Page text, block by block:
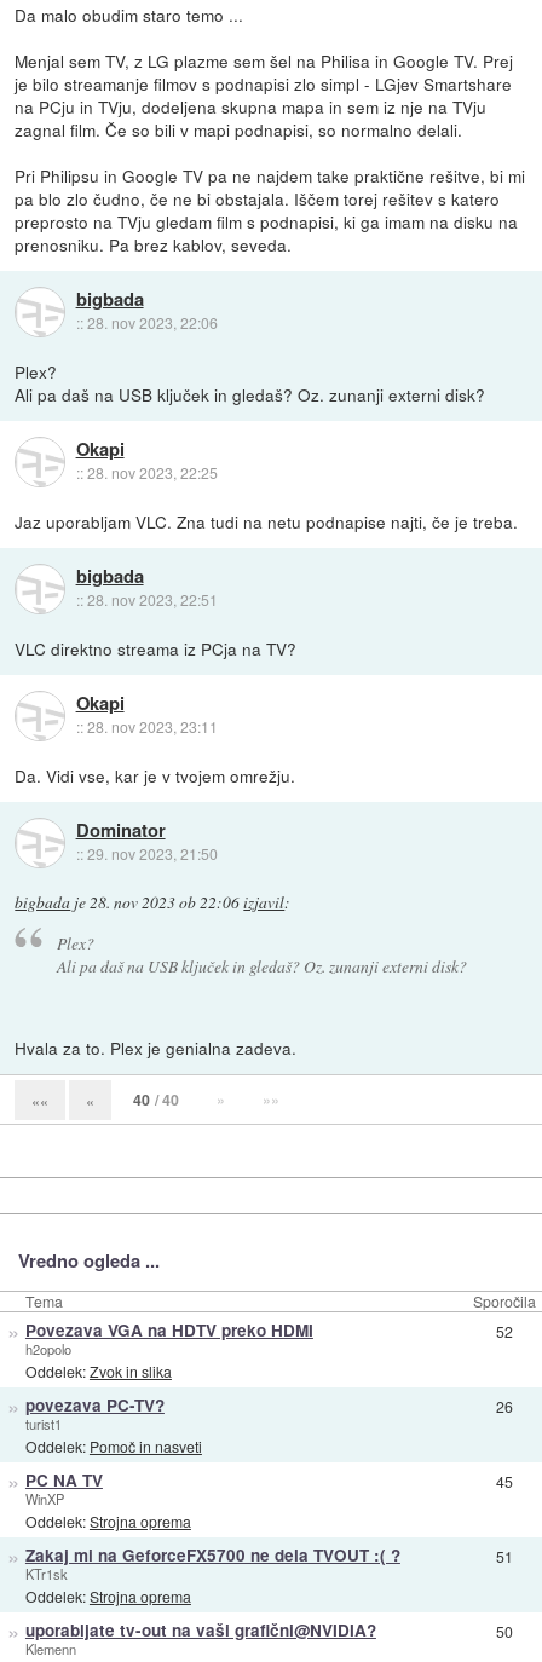
Da malo obudim staro temo ...
Menjal sem TV, z LG plazme sem šel na Philisa in Google TV. Prej
je bilo streamanje filmov s podnapisi zlo simpl - LGjev Smartshare
na PCju in TVju, dodeljena skupna mapa in sem iz nje na TVju
zagnal film. Če so bili v mapi podnapisi, so normalno delali.
Pri Philipsu in Google TV pa ne najdem take praktične rešitve, bi mi
pa blo zlo čudno, če ne bi obstajala. Iščem torej rešitev s katero
preprosto na TVju gledam film s podnapisi, ki ga imam na disku na
prenosniku. Pa brez kablov, seveda.
bigbada
::28. nov 2023, 22:06
Plex?
Ali pa daš na USB ključek in gledaš? Oz. zunanji externi disk?
Okapi
::28. nov 2023, 22:25
Jaz uporabljam VLC. Zna tudi na netu podnapise najti, če je treba.
bigbada
::28. nov 2023, 22:51
VLC direktno streama iz PCja na TV?
Okapi
::28. nov 2023, 23:11
Da. Vidi vse, kar je v tvojem omrežju.
Dominator
::29. nov 2023, 21:50
bigbada je28. nov 2023 ob 22:06izjavil:
Plex?
Ali pa daš na USB ključek in gledaš? Oz. zunanji externi disk?
Hvala za to. Plex je genialna zadeva.
«« « 40 / 40 » »»
Vredno ogleda ...
Tema Sporočila
» Povezava VGA na HDTV preko HDMI
h2opolo
Oddelek:Zvok in slika
52
» povezava PC-TV?
turist1
Oddelek: Pomoč in nasveti
26
» PC NA TV
WinXP
Oddelek:Strojna oprema
45
» Zakaj mi na GeforceFX5700 ne dela TVOUT :( ?
KTr1sk
Oddelek:Strojna oprema
51
» uporabljate tv-out na vaši grafični@NVIDIA?
Klemenn
50